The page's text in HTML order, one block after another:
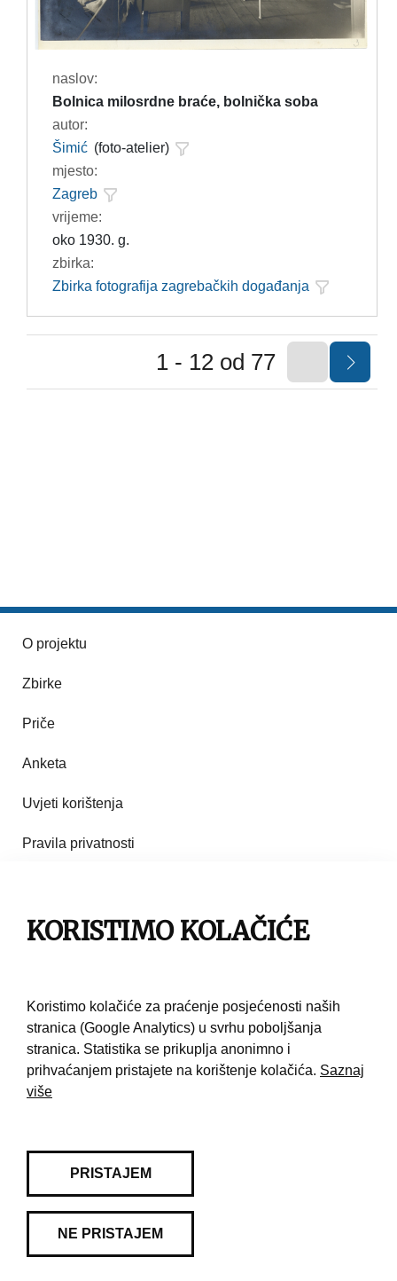
naslov:
Bolnica milosrdne braće, bolnička soba
autor:
Šimić (foto-atelier)
mjesto:
Zagreb
vrijeme:
oko 1930. g.
zbirka:
Zbirka fotografija zagrebačkih događanja
1 - 12 od 77
O projektu
Zbirke
Priče
Anketa
Uvjeti korištenja
Pravila privatnosti
Pravila korištenja
KORISTIMO KOLAČIĆE
Koristimo kolačiće za praćenje posjećenosti naših
stranica (Google Analytics) u svrhu poboljšanja
stranica. Statistika se prikuplja anonimno i
prihvaćanjem pristajete na korištenje kolačića. Saznaj
više
PRISTAJEM
NE PRISTAJEM